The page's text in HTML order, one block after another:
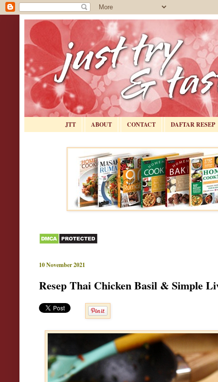
JTT ABOUT CONTACT DAFTAR RESEP
10 November 2021
Resep Thai Chicken Basil & Simple